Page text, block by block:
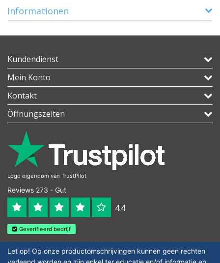
Informationen
Kundendienst
Mein Konto
Kontakt
Öffnungszeiten
Logo eigendom van TrustPilot
Reviews 273 - Gut
4.4
Geverifieerd bedrijf
Let op! Op onze productomschrijvingen kunnen geen rechten